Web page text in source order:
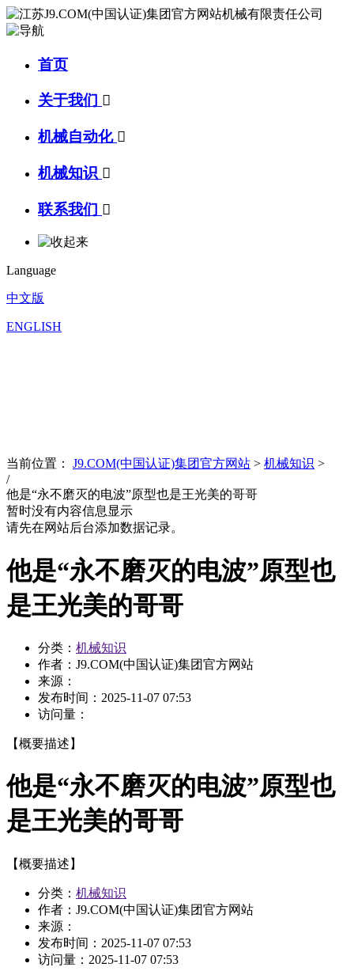
首页
关于我们 
机械自动化 
机械知识 
联系我们 
Language
中文版
ENGLISH
当前位置： J9.COM(中国认证)集团官方网站 > 机械知识 >
/
他是“永不磨灭的电波”原型也是王光美的哥哥
暂时没有内容信息显示
请先在网站后台添加数据记录。
他是“永不磨灭的电波”原型也
是王光美的哥哥
分类： 机械知识
作者：J9.COM(中国认证)集团官方网站
来源：
发布时间： 2025-11-07 07:53
访问量：
【概要描述】
他是“永不磨灭的电波”原型也
是王光美的哥哥
【概要描述】
分类： 机械知识
作者：J9.COM(中国认证)集团官方网站
来源：
发布时间： 2025-11-07 07:53
访问量： 2025-11-07 07:53